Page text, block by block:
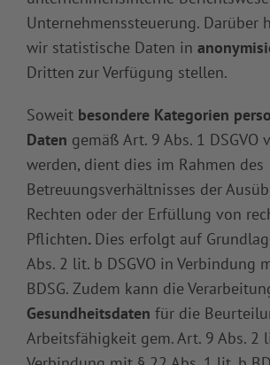
Unternehmenssteuerung. Darüber
wir statistische Daten in
Dritten zur Verfügung stellen.
Soweit besondere Kategorien
Daten gemäß Art. 9 Abs. 1 DSGVO
werden, dient dies im Rahmen des
Betreuungsverhältnisses der
Rechten oder der Erfüllung von
Pflichten. Dies erfolgt auf
Abs. 2 lit. b DSGVO in Verbindung
BDSG. Zudem kann die
Gesundheitsdaten für die
Arbeitsfähigkeit gem. Art. 9 Abs. 2